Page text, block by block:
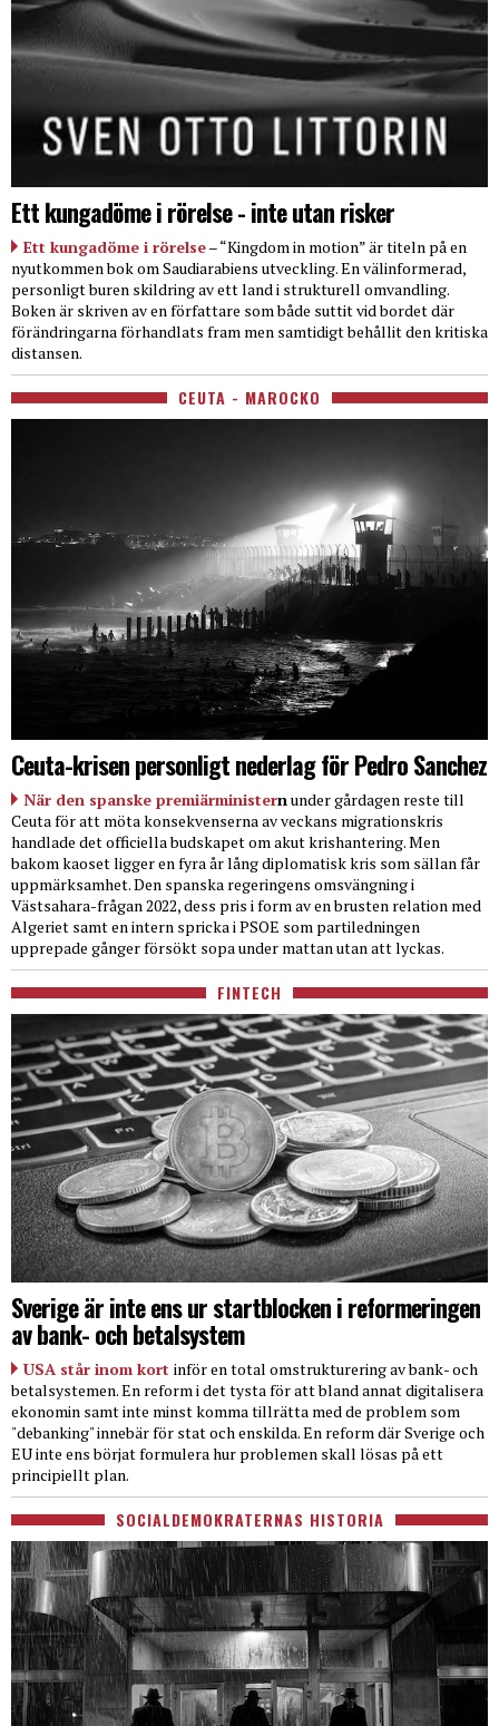
Ett kungadöme i rörelse - inte utan risker
Ett kungadöme i rörelse– “Kingdom in motion” är titeln på en
nyutkommen bok om Saudiarabiens utveckling. En välinformerad,
personligt buren skildring av ett land i strukturell omvandling.
Boken är skriven av en författare som både suttit vid bordet där
förändringarna förhandlats fram men samtidigt behållit den kritiska
distansen.
CEUTA - MAROCKO
Ceuta-krisen personligt nederlag för Pedro Sanchez
När den spanske premiärministernunder gårdagen reste till
Ceuta för att möta konsekvenserna av veckans migrationskris
handlade det officiella budskapet om akut krishantering. Men
bakom kaoset ligger en fyra år lång diplomatisk kris som sällan får
uppmärksamhet. Den spanska regeringens omsvängning i
Västsahara-frågan 2022, dess pris i form av en brusten relation med
Algeriet samt en intern spricka i PSOE som partiledningen
upprepade gånger försökt sopa under mattan utan att lyckas.
FINTECH
Sverige är inte ens ur startblocken i reformeringen
av bank- och betalsystem
USA står inom kort inför en total omstrukturering av bank- och
betalsystemen. En reform i det tysta för att bland annat digitalisera
ekonomin samt inte minst komma tillrätta med de problem som
"debanking" innebär för stat och enskilda. En reform där Sverige och
EU inte ens börjat formulera hur problemen skall lösas på ett
principiellt plan.
SOCIALDEMOKRATERNAS HISTORIA